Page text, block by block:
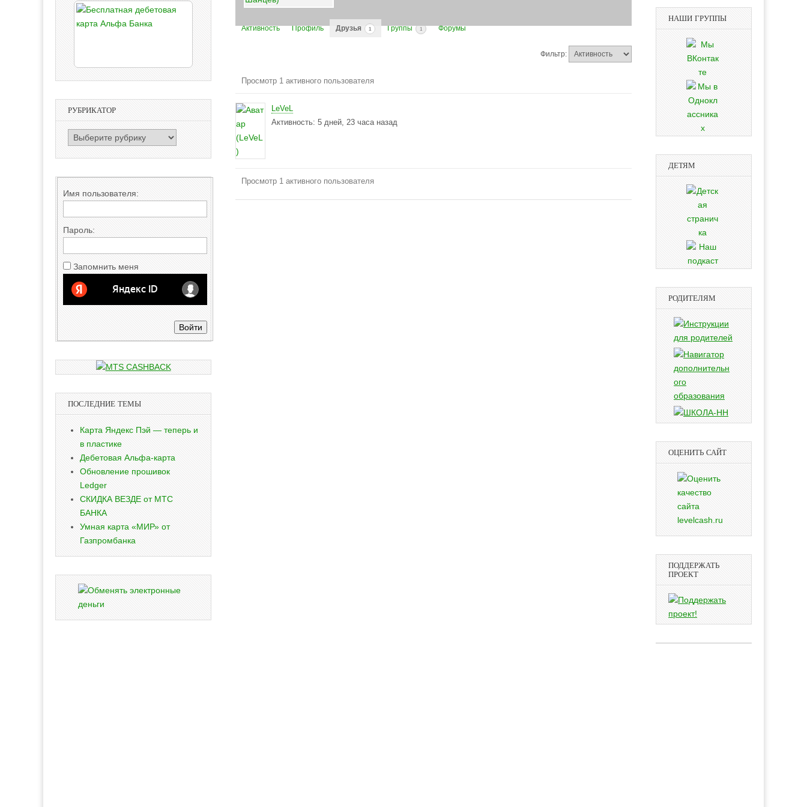
Активность Профиль Друзья 1 Группы 1 Форумы
Фильтр:
Друзья
Просмотр 1 активного пользователя
LeVeL
Активность: 5 дней, 23 часа назад
Просмотр 1 активного пользователя
РУБРИКАТОР
РУБРИКАТОР
Имя пользователя:
Пароль:
Запомнить меня
Войти
ПОСЛЕДНИЕ ТЕМЫ
Карта Яндекс Пэй — теперь и
в пластике
Дебетовая Альфа-карта
Обновление прошивок
Ledger
СКИДКА ВЕЗДЕ от МТС
БАНКА
Умная карта «МИР» от
Газпромбанка
НАШИ ГРУППЫ
ДЕТЯМ
РОДИТЕЛЯМ
ОЦЕНИТЬ САЙТ
ПОДДЕРЖАТЬ
ПРОЕКТ